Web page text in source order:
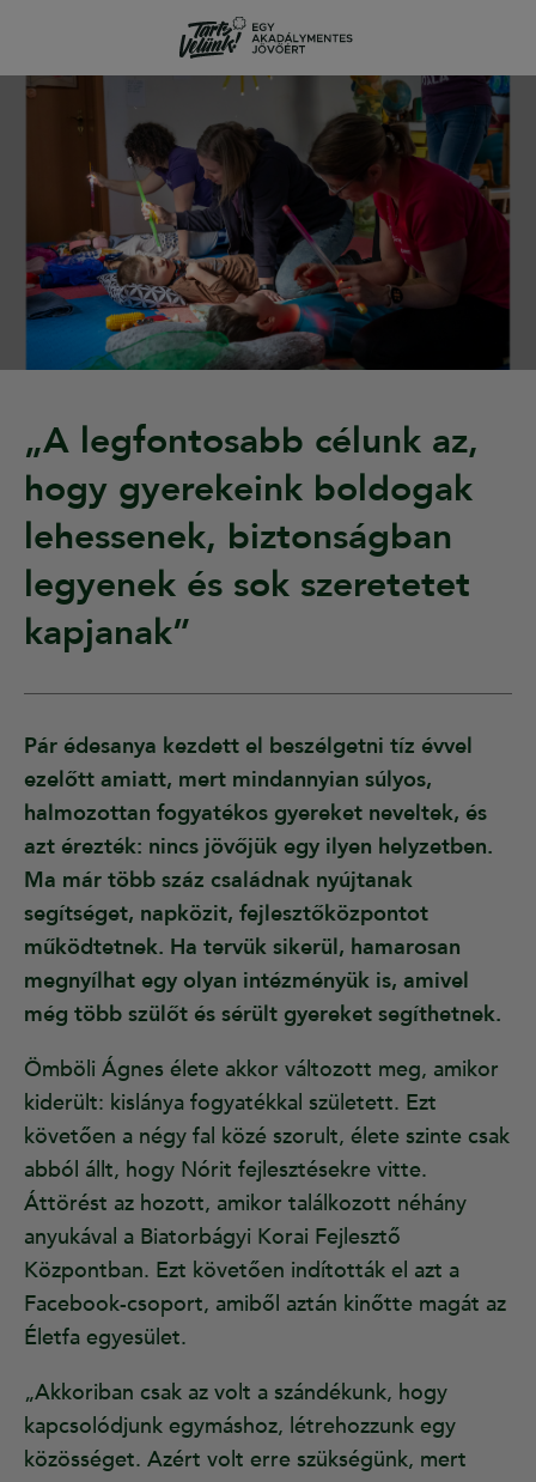
„A legfontosabb célunk az,
hogy gyerekeink boldogak
lehessenek, biztonságban
legyenek és sok szeretetet
kapjanak”
Pár édesanya kezdett el beszélgetni tíz évvel
ezelőtt amiatt, mert mindannyian súlyos,
halmozottan fogyatékos gyereket neveltek, és
azt érezték: nincs jövőjük egy ilyen helyzetben.
Ma már több száz családnak nyújtanak
segítséget, napközit, fejlesztőközpontot
működtetnek. Ha tervük sikerül, hamarosan
megnyílhat egy olyan intézményük is, amivel
még több szülőt és sérült gyereket segíthetnek.
Ömböli Ágnes élete akkor változott meg, amikor
kiderült: kislánya fogyatékkal született. Ezt
követően a négy fal közé szorult, élete szinte csak
abból állt, hogy Nórit fejlesztésekre vitte.
Áttörést az hozott, amikor találkozott néhány
anyukával a Biatorbágyi Korai Fejlesztő
Központban. Ezt követően indították el azt a
Facebook-csoport, amiből aztán kinőtte magát az
Életfa egyesület.
„Akkoriban csak az volt a szándékunk, hogy
kapcsolódjunk egymáshoz, létrehozzunk egy
közösséget. Azért volt erre szükségünk, mert